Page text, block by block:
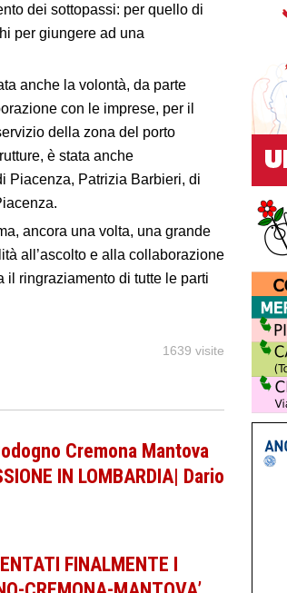
dei sottopassi: per quello di
per giungere ad una
anche la volontà, da parte
con le imprese, per il
della zona del porto
è stata anche
Piacenza, Patrizia Barbieri, di
ancora una volta, una grande
all’ascolto e alla collaborazione
ringraziamento di tutte le parti
1639 visite
Cremona Mantova
IN LOMBARDIA| Dario
FINALMENTE I